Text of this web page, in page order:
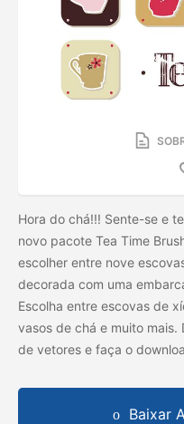
Hora do chá!!! Sente-se e
novo pacote Tea Time
escolher entre nove
decorada com uma
Escolha entre escovas de
vasos de chá e muito
de vetores e faça o
Baixar